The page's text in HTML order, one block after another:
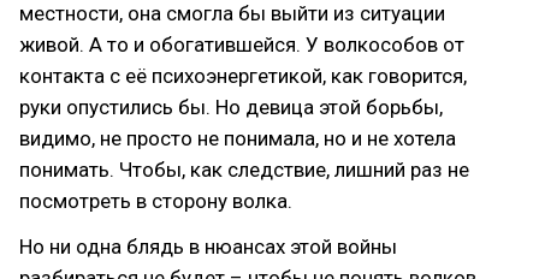
местности, она смогла бы выйти из ситуации
живой. А то и обогатившейся. У волкособов от
контакта с её психоэнергетикой, как говорится,
руки опустились бы. Но девица этой борьбы,
видимо, не просто не понимала, но и не хотела
понимать. Чтобы, как следствие, лишний раз не
посмотреть в сторону волка.
Но ни одна блядь в нюансах этой войны